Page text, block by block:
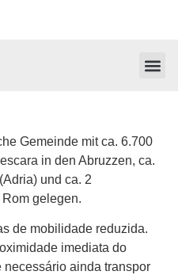
Gemeinde mit ca. 6.700
in den Abruzzen, ca.
und ca. 2
gelegen.
de mobilidade reduzida.
imediata do
necessário ainda transpor